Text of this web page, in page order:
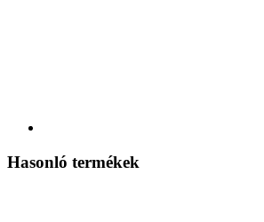
Hasonló termékek